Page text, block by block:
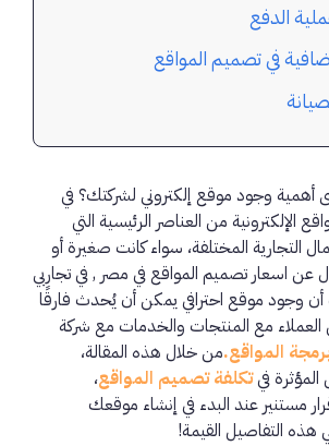
الدفع
في تصميم المواقع
وجود موقع إلكتروني لشركتك؟ في
الإلكترونية من العناصر الرئيسية التي
التجارية المختلفة، سواء كانت صغيرة أو
عن اسعار تصميم المواقع في مصر , في تجاربي
وجود موقع احترافي يمكن أن يُحدث فارقًا
العملاء مع المنتجات والخدمات مع شركة
المواقع.من خلال هذه المقالة،
فيتكلفة تصميم المواقع،
مستنير عند البدء في إنشاء موقعك
هذه التفاصيل القيمة!